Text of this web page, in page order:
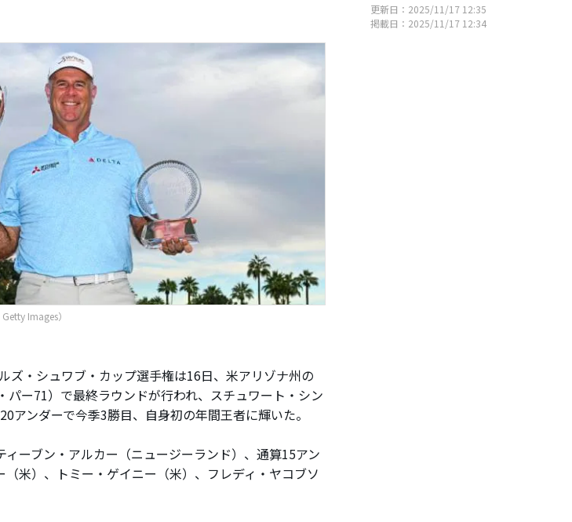
更新日：2025/11/17 12:35
掲載日：2025/11/17 12:34
Images）
ズ・シュワブ・カップ選手権は16日、米アリゾナ州の
パー71）で最終ラウンドが行われ、スチュワート・シン
アンダーで今季3勝目、自身初の年間王者に輝いた。
ーブン・アルカー（ニュージーランド）、通算15アン
米）、トミー・ゲイニー（米）、フレディ・ヤコブソ